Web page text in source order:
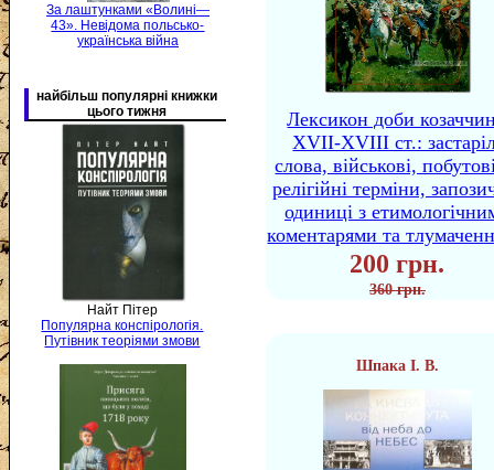
За лаштунками «Волині—
43». Невідома польсько-
українська війна
найбільш популярні книжки
цього тижня
Найт Пітер
Популярна конспірологія.
Путівник теоріями змови
Лексикон доби
XVII-XVIII ст.:
слова, військові,
релігійні терміни,
одиниці з
коментарями та
200 грн.
360 грн.
Шпака І. В.